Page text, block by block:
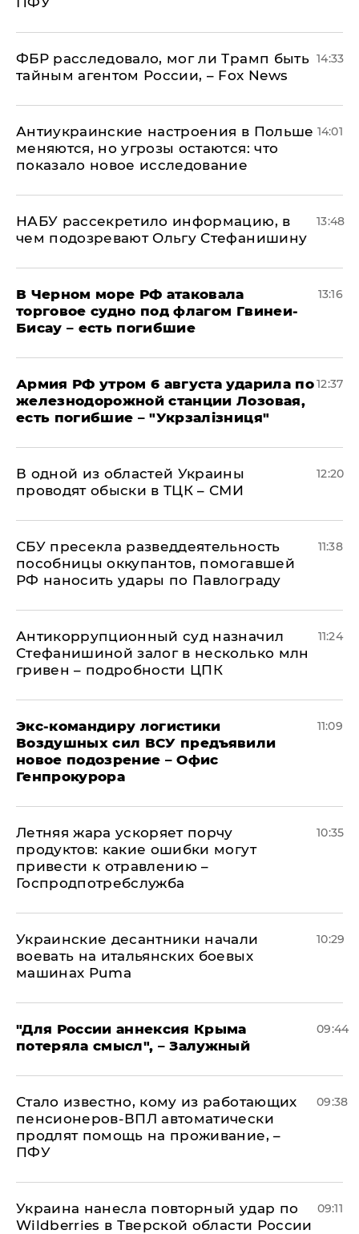
ФБР расследовало, мог ли Трамп быть
тайным агентом России, – Fox News
14:33
Антиукраинские настроения в Польше
меняются, но угрозы остаются: что
показало новое исследование
14:01
НАБУ рассекретило информацию, в
чем подозревают Ольгу Стефанишину
13:48
В Черном море РФ атаковала
торговое судно под флагом Гвинеи-
Бисау – есть погибшие
13:16
Армия РФ утром 6 августа ударила по
железнодорожной станции Лозовая,
есть погибшие – "Укрзалізниця"
12:37
В одной из областей Украины
проводят обыски в ТЦК – СМИ
12:20
СБУ пресекла разведдеятельность
пособницы оккупантов, помогавшей
РФ наносить удары по Павлограду
11:38
Антикоррупционный суд назначил
Стефанишиной залог в несколько млн
гривен – подробности ЦПК
11:24
Экс-командиру логистики
Воздушных сил ВСУ предъявили
новое подозрение – Офис
Генпрокурора
11:09
Летняя жара ускоряет порчу
продуктов: какие ошибки могут
привести к отравлению –
Госпродпотребслужба
10:35
Украинские десантники начали
воевать на итальянских боевых
машинах Puma
10:29
"Для России аннексия Крыма
потеряла смысл", – Залужный
09:44
Стало известно, кому из работающих
пенсионеров-ВПЛ автоматически
продлят помощь на проживание, –
ПФУ
09:38
Украина нанесла повторный удар по
Wildberries в Тверской области России
09:11